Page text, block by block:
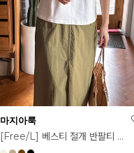
마지아룩
[Free/L] 베스티 절개 반팔티 2탄